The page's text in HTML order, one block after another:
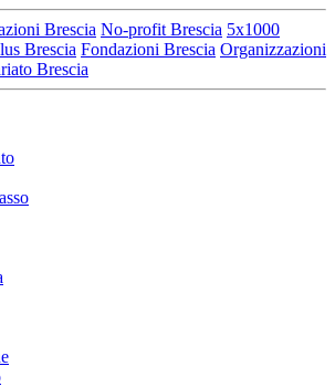
Brescia No-profit Brescia 5x1000
Brescia Fondazioni Brescia Organizzazioni
Brescia